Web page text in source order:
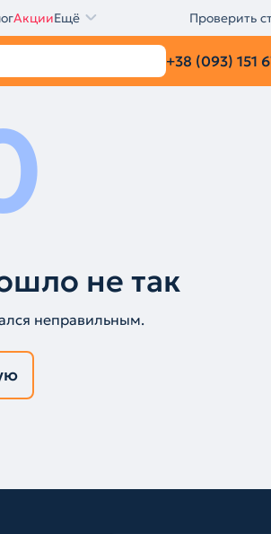
АкцииЕщё Проверить
+38 (093) 151
не так
неправильным.